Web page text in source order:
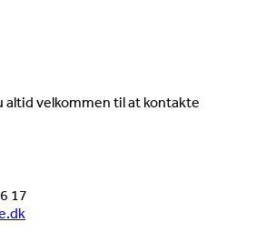
altid velkommen til at kontakte
17